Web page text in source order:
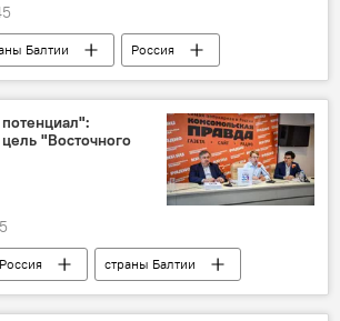
Балтии
Россия
история
"Восточного
Россия
страны Балтии
Белоруссия